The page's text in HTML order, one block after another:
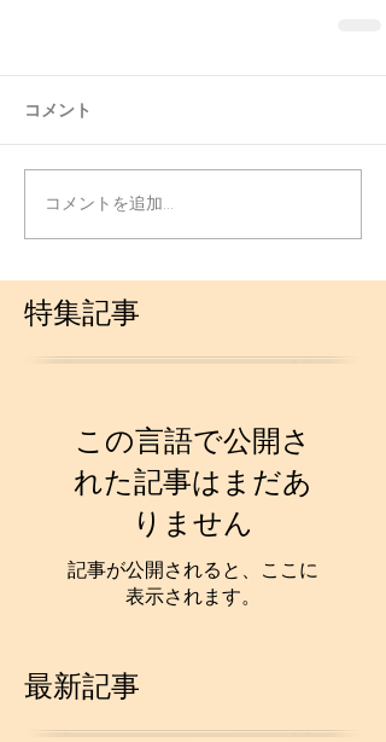
コメント
コメントを追加…
特集記事
この言語で公開さ
れた記事はまだあ
りません
記事が公開されると、ここに
表示されます。
最新記事